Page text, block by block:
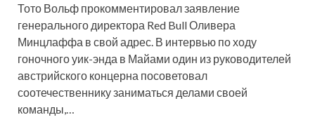
Тото Вольф прокомментировал заявление
генерального директора Red Bull Оливера
Минцлаффа в свой адрес. В интервью по ходу
гоночного уик-энда в Майами один из руководителей
австрийского концерна посоветовал
соотечественнику заниматься делами своей
команды,…